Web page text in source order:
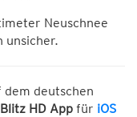
Neuschnee
unsicher.
deutschen
HD App für iOS